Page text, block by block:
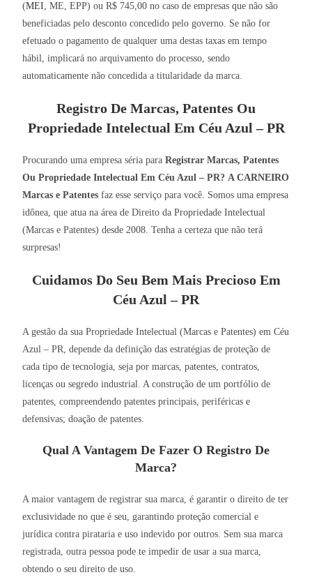
(MEI, ME, EPP) ou R$ 745,00 no caso de empresas que não são
beneficiadas pelo desconto concedido pelo governo. Se não for
efetuado o pagamento de qualquer uma destas taxas em tempo
hábil, implicará no arquivamento do processo, sendo
automaticamente não concedida a titularidade da marca.
Registro De Marcas, Patentes Ou
Propriedade Intelectual Em Céu Azul – PR
Procurando uma empresa séria paraRegistrar Marcas, Patentes
Ou Propriedade Intelectual Em Céu Azul – PR? A CARNEIRO
Marcas e Patentes faz esse serviço para você. Somos uma empresa
idônea, que atua na área de Direito da Propriedade Intelectual
(Marcas e Patentes) desde 2008. Tenha a certeza que não terá
surpresas!
Cuidamos Do Seu Bem Mais Precioso Em
Céu Azul – PR
A gestão da sua Propriedade Intelectual (Marcas e Patentes) em Céu
Azul – PR, depende da definição das estratégias de proteção de
cada tipo de tecnologia, seja por marcas, patentes, contratos,
licenças ou segredo industrial. A construção de um portfólio de
patentes, compreendendo patentes principais, periféricas e
defensivas; doação de patentes.
Qual A Vantagem De Fazer O Registro De
Marca?
A maior vantagem de registrar sua marca, é garantir o direito de ter
exclusividade no que é seu, garantindo proteção comercial e
jurídica contra pirataria e uso indevido por outros. Sem sua marca
registrada, outra pessoa pode te impedir de usar a sua marca,
obtendo o seu direito de uso.